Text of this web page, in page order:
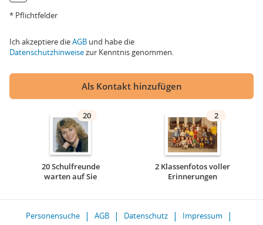
* Pflichtfelder
Ich akzeptiere dieAGB und habe die
Datenschutzhinweisezur Kenntnis genommen.
Als Kontakt hinzufügen
20
20 Schulfreunde
warten auf Sie
2
2 Klassenfotos voller
Erinnerungen
Personensuche AGB Datenschutz
Impressum